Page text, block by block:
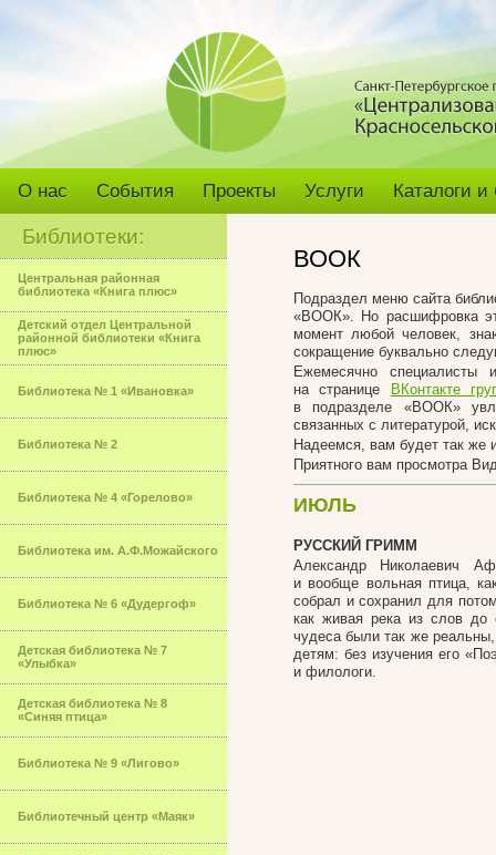
О нас События Проекты Услуги Каталоги
Библиотеки:
Центральная районная
библиотека «Книга плюс»
Детский отдел Центральной
районной библиотеки «Книга
плюс»
Библиотека № 1 «Ивановка»
Библиотека № 2
Библиотека № 4 «Горелово»
Библиотека им. А.Ф.Можайского
Библиотека № 6 «Дудергоф»
Детская библиотека № 7
«Улыбка»
Детская библиотека № 8
«Синяя птица»
Библиотека № 9 «Лигово»
Библиотечный центр «Маяк»
ВООК
Подраздел меню сайта
«ВООК». Но расшифровка
момент любой человек,
сокращение буквально
Ежемесячно специалисты
на странице
ВКонтакте
в подразделе «ВООК»
связанных с литературой,
Надеемся, вам будет так же
Приятного вам просмотра
ИЮЛЬ
РУССКИЙ ГРИММ
Александр Николаевич
и вообще вольная птица,
собрал и сохранил для
как живая река из слов до
чудеса были так же
детям: без изучения его
и филологи.